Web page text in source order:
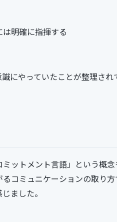
明確に指揮する
にやっていたことが整理され
ットメント言語」という概
コミュニケーションの取り
ました。